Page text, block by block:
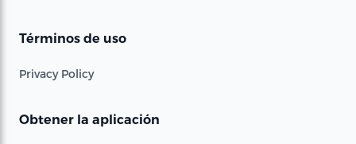
Términos de uso
Privacy Policy
Obtener la aplicación